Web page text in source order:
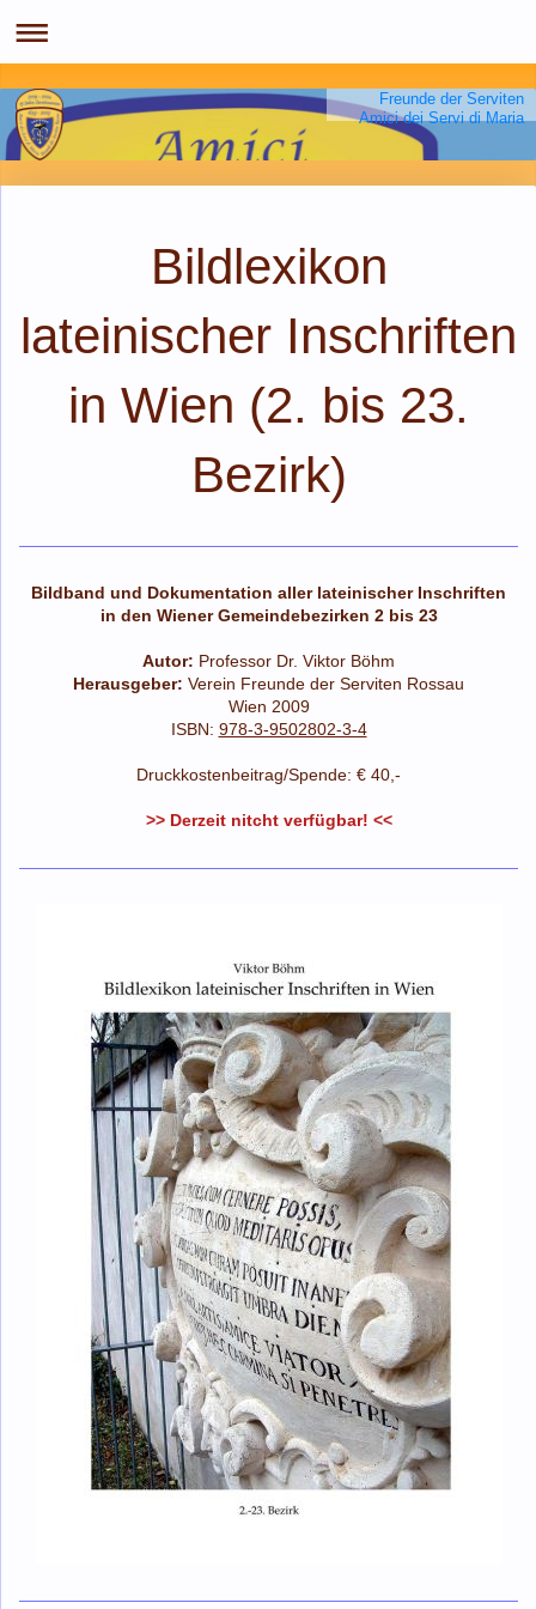
Freunde der Serviten
Amici dei Servi di Maria
Bildlexikon
lateinischer Inschriften
in Wien (2. bis 23.
Bezirk)
Bildband und Dokumentation aller lateinischer Inschriften
in den Wiener Gemeindebezirken 2 bis 23
Autor: Professor Dr. Viktor Böhm
Herausgeber: Verein Freunde der Serviten Rossau
Wien 2009
ISBN: 978-3-9502802-3-4
Druckkostenbeitrag/Spende: € 40,-
>> Derzeit nitcht verfügbar! <<